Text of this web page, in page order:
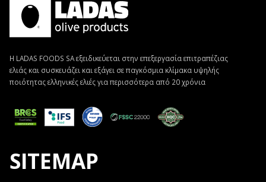
Η LADAS FOODS SA εξειδικεύεται στην επεξεργασία επιτραπέζιας
ελιάς και συσκευάζει και εξάγει σε παγκόσμια κλίμακα υψηλής
ποιότητας ελληνικές ελιές για περισσότερα από 20 χρόνια
SITEMAP